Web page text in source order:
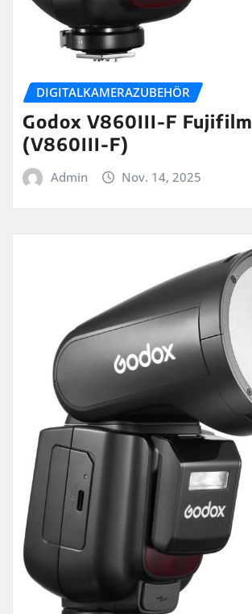
DIGITALKAMERAZUBEHÖR
Godox V860III-F Fujifilm
(V860III-F)
Admin Nov. 14, 2025